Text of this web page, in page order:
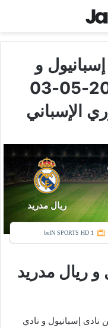
و
ريال مدريد بتاريخ 2026-05-03
الإسباني
ريال مدريد
beIN SPORTS HD 1
و ريال مدريد
اليوم 2026-05-03 كلا من نادى إسبانيول و نادي